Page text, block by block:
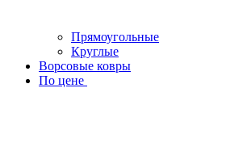
Прямоугольные
Круглые
Ворсовые ковры
По цене